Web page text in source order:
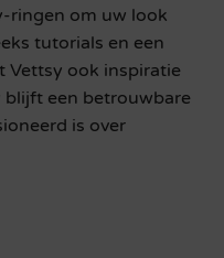
ringen om uw look
tutorials en een
Vettsy ook inspiratie
een betrouwbare
is over